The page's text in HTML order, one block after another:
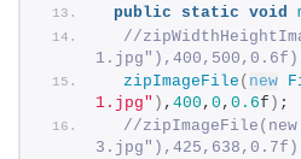
public static void
//
zipImageFile ( new
1.jpg" ) , 400 , 0 , 0.6f )
//